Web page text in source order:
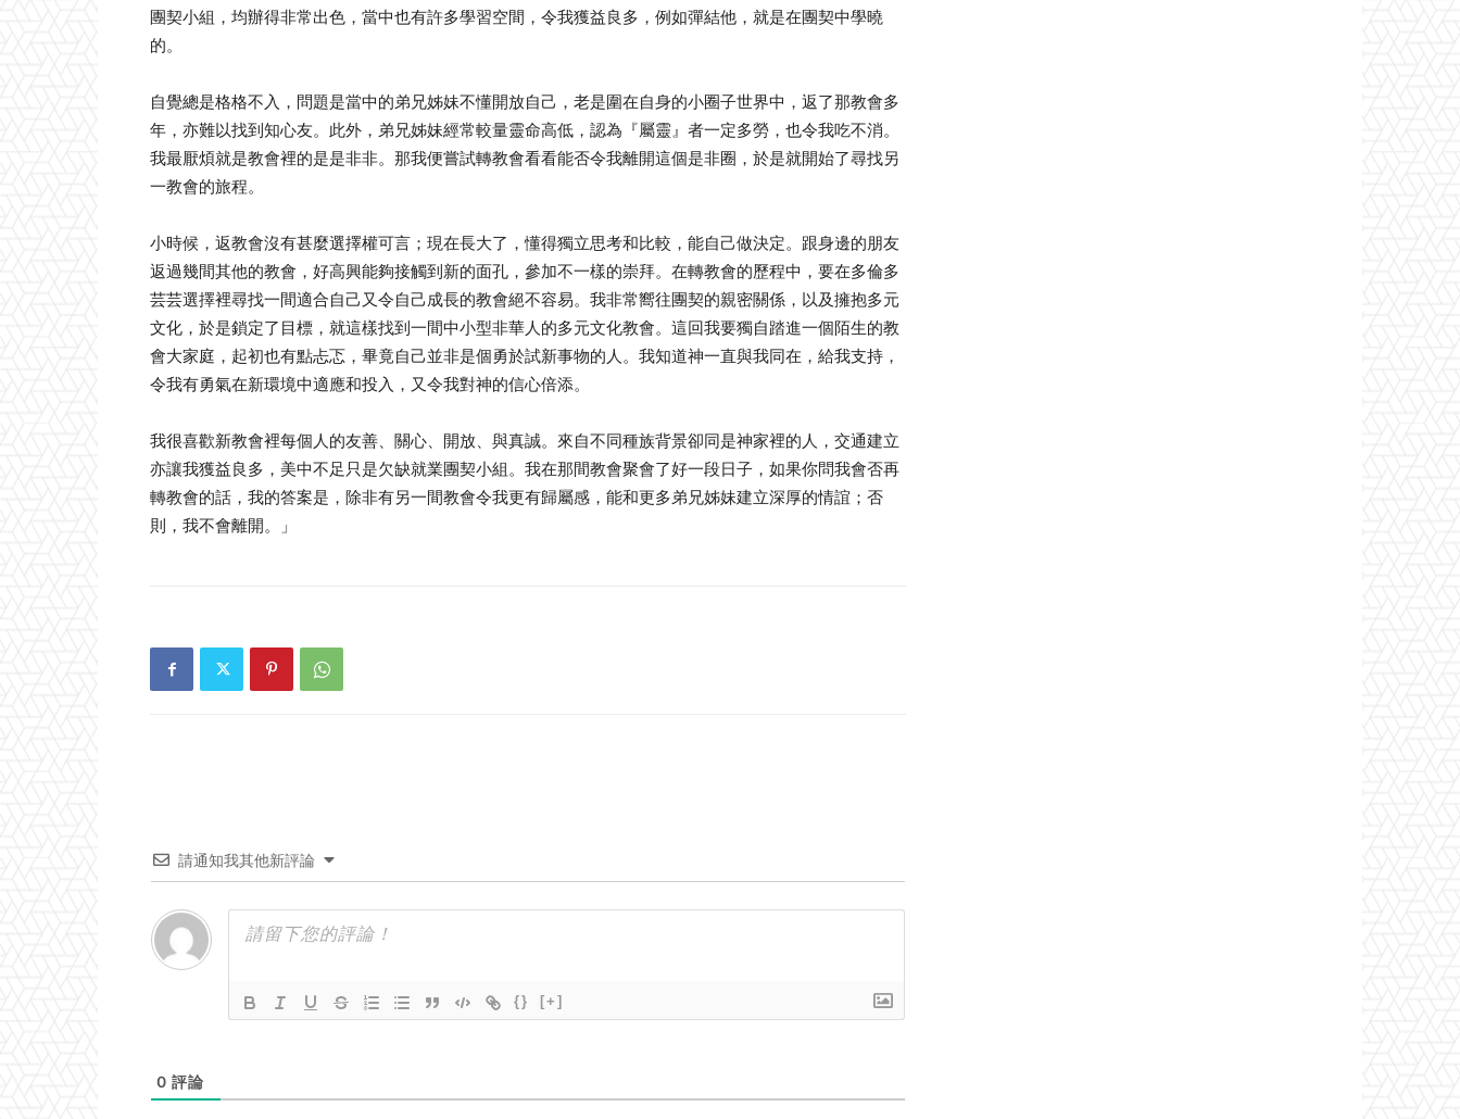
團契小組，均辦得非常出色，當中也有許多學習空間，令我獲益良多，例如彈結他，就是在團契中學曉
的。
自覺總是格格不入，問題是當中的弟兄姊妹不懂開放自己，老是圍在自身的小圈子世界中，返了那教會多
年，亦難以找到知心友。此外，弟兄姊妹經常較量靈命高低，認為『屬靈』者一定多勞，也令我吃不消。
我最厭煩就是教會裡的是是非非。那我便嘗試轉教會看看能否令我離開這個是非圈，於是就開始了尋找另
一教會的旅程。
小時候，返教會沒有甚麼選擇權可言；現在長大了，懂得獨立思考和比較，能自己做決定。跟身邊的朋友
返過幾間其他的教會，好高興能夠接觸到新的面孔，參加不一樣的崇拜。在轉教會的歷程中，要在多倫多
芸芸選擇裡尋找一間適合自己又令自己成長的教會絕不容易。我非常嚮往團契的親密關係，以及擁抱多元
文化，於是鎖定了目標，就這樣找到一間中小型非華人的多元文化教會。這回我要獨自踏進一個陌生的教
會大家庭，起初也有點忐忑，畢竟自己並非是個勇於試新事物的人。我知道神一直與我同在，給我支持，
令我有勇氣在新環境中適應和投入，又令我對神的信心倍添。
我很喜歡新教會裡每個人的友善、關心、開放、與真誠。來自不同種族背景卻同是神家裡的人，交通建立
亦讓我獲益良多，美中不足只是欠缺就業團契小組。我在那間教會聚會了好一段日子，如果你問我會否再
轉教會的話，我的答案是，除非有另一間教會令我更有歸屬感，能和更多弟兄姊妹建立深厚的情誼；否
則，我不會離開。」
請通知我其他新評論
{} [+]
0 評論